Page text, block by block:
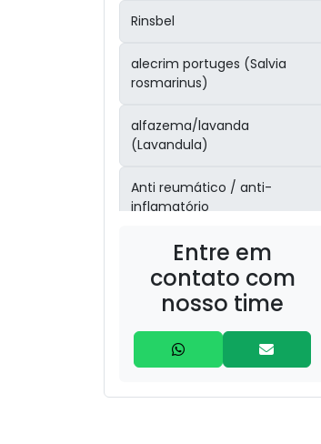
Rinsbel
alecrim portuges (Salvia
rosmarinus)
alfazema/lavanda
(Lavandula)
Anti reumático / anti-
inflamatório
aroeira
(Schinusterebinthifolia)
barbatimão
(Stryphnodendron)
Boldo (Peumus boldus) –
30g
Entre em
contato com
nosso time